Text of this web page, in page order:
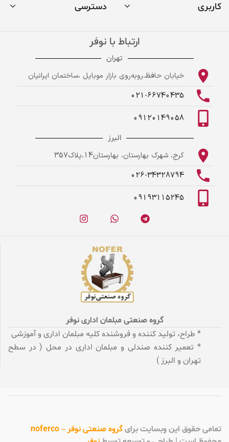
گروه صنعتی مبلمان اداری نوفر
* طراح، تولید کننده و فروشنده کلیه مبلمان اداری و آموزشی
* تعمیر کننده صندلی و مبلمان اداری در محل ( در سطح
تهران و البرز )
ارتباط با نوفر
تهران
خیابان حافظ،روبه‌روی بازار موبایل ،ساختمان ایرانیان
021-66740435
09120149058
البرز
کرج، شهرک بهارستان، بهارستان14،پلاک357
026-34328794
09193115245
دسترسی کاربری
تمامیحقوق این وبسایت برایگروه صنعتی نوفر – noferco